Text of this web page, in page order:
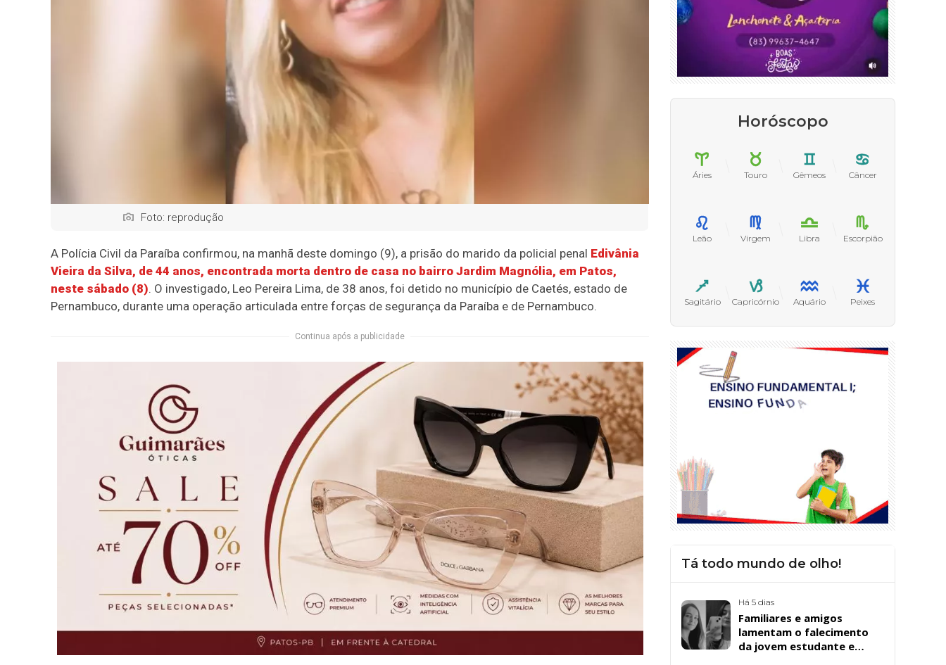
Foto: reprodução
A Polícia Civil da Paraíba confirmou, na manhã deste domingo (9), a prisão do marido da policial penal Edivânia
Vieira da Silva, de 44 anos, encontrada morta dentro de casa no bairro Jardim Magnólia, em Patos,
neste sábado (8). O investigado, Leo Pereira Lima, de 38 anos, foi detido no município de Caetés, estado de
Pernambuco, durante uma operação articulada entre forças de segurança da Paraíba e de Pernambuco.
Continua após a publicidade
Horóscopo
Áries Touro Gêmeos Câncer
Leão Virgem Libra Escorpião
Sagitário Capricórnio Aquário Peixes
Tá todo mundo de olho!
Há 5 dias
Familiares e amigos
lamentam o falecimento
da jovem estudante e